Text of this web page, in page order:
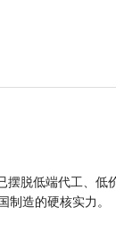
脱低端代工、
制造的硬核实力。